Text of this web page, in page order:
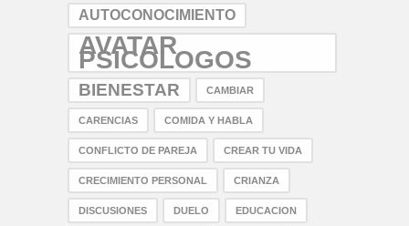
AUTOCONOCIMIENTO
AVATAR
PSICOLOGOS
BIENESTAR CAMBIAR
CARENCIAS COMIDA Y HABLA
CONFLICTO DE PAREJA CREAR TU VIDA
CRECIMIENTO PERSONAL CRIANZA
DISCUSIONES DUELO EDUCACION